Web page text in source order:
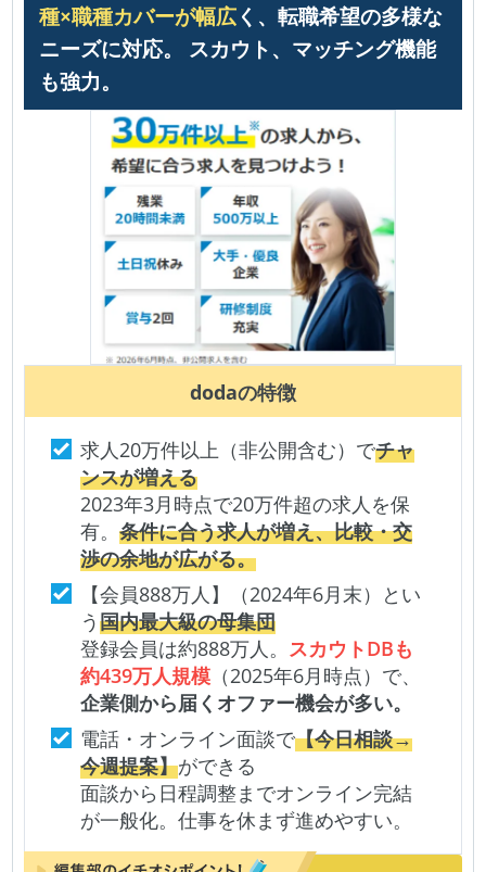
種×職種カバーが幅広く、転職希望の多様な
ニーズに対応。 スカウト、マッチング機能
も強力。
dodaの特徴
求人20万件以上（非公開含む）でチャ
ンスが増える
2023年3月時点で20万件超の求人を保
有。条件に合う求人が増え、比較・交
渉の余地が広がる。
【会員888万人】（2024年6月末）とい
う国内最大級の母集団
登録会員は約888万人。 スカウトDBも
約439万人規模 （2025年6月時点）で、
企業側から届くオファー機会が多い。
電話・オンライン面談で【今日相談→
今週提案】ができる
面談から日程調整までオンライン完結
が一般化。仕事を休まず進めやすい。